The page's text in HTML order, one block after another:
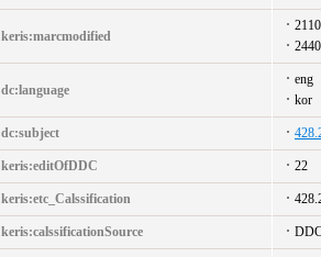
keris:marcmodified
dc:language
eng
kor
dc:subject
keris:editOfDDC 22
keris:etc_Calssification
keris:calssificationSource